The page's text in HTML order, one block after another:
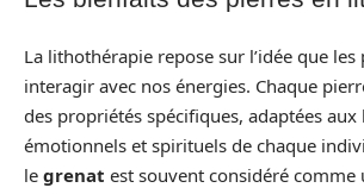
La lithothérapie repose sur l’idée que
interagir avec nos énergies. Chaque
des propriétés spécifiques, adaptées aux
émotionnels et spirituels de chaque
le grenat est souvent considéré